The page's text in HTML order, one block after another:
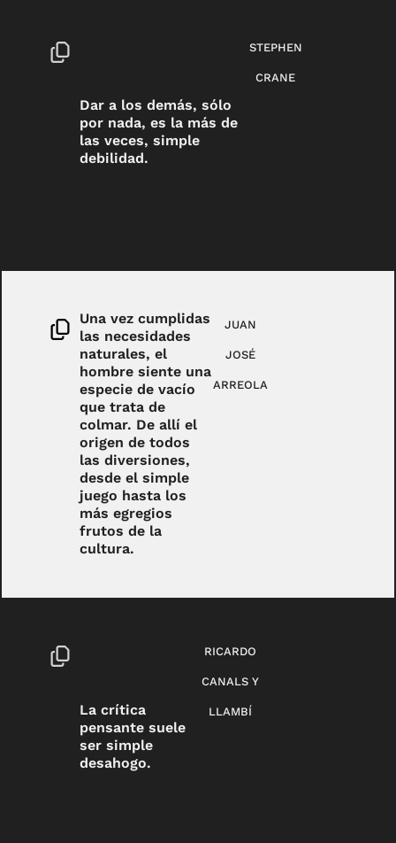
Dar a los demás, sólo
por nada, es la más de
las veces, simple
debilidad.
STEPHEN
CRANE
Una vez cumplidas
las necesidades
naturales, el
hombre siente una
especie de vacío
que trata de
colmar. De allí el
origen de todos
las diversiones,
desde el simple
juego hasta los
más egregios
frutos de la
cultura.
JUAN
JOSÉ
ARREOLA
La crítica
pensante suele
ser simple
desahogo.
RICARDO
CANALS Y
LLAMBÍ